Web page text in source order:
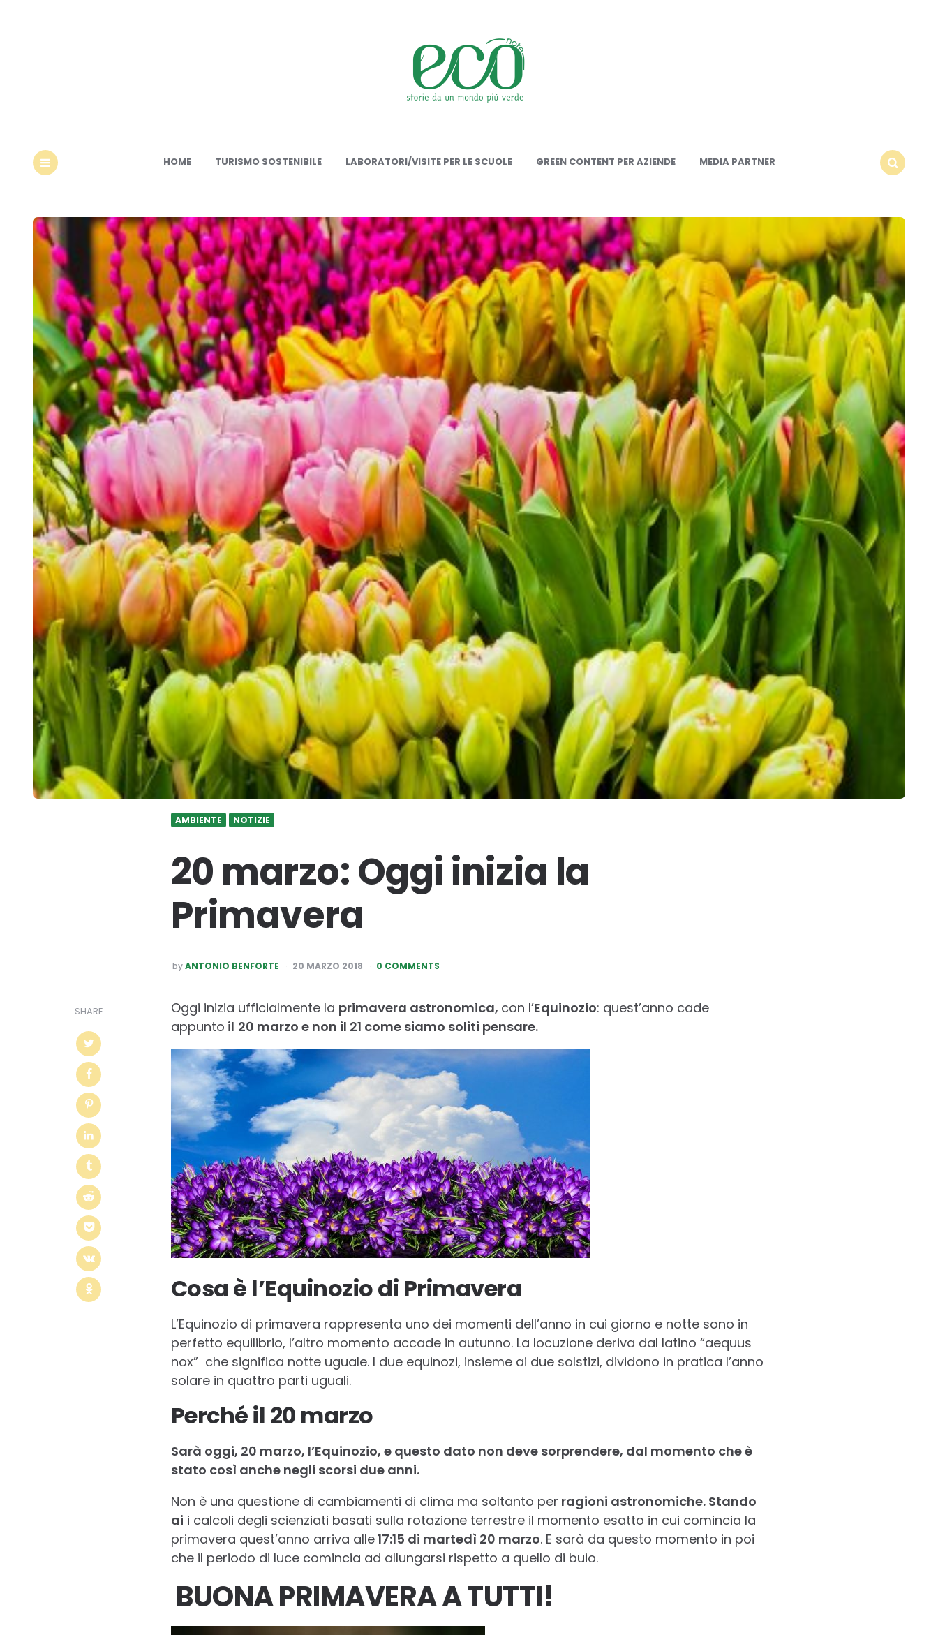
HOME TURISMO SOSTENIBILE LABORATORI/VISITE PER LE SCUOLE GREEN CONTENT PER AZIENDE
MEDIA PARTNER
AMBIENTE NOTIZIE
20 marzo: Oggi inizia la
Primavera
POSTED
BY
by ANTONIO BENFORTE 20 MARZO 2018 0 COMMENTS
SHARE Oggi inizia ufficialmente la primavera astronomica, con l’Equinozio: quest’anno cade
appunto il 20 marzo e non il 21 come siamo soliti pensare.
Cosa è l’Equinozio di Primavera
L’Equinozio di primavera rappresenta uno dei momenti dell’anno in cui giorno e notte sono in
perfetto equilibrio, l’altro momento accade in autunno. La locuzione deriva dal latino “aequus
nox” che significa notte uguale. I due equinozi, insieme ai due solstizi, dividono in pratica l’anno
solare in quattro parti uguali.
Perché il 20 marzo
Sarà oggi, 20 marzo, l’Equinozio, e questo dato non deve sorprendere, dal momento che è
stato così anche negli scorsi due anni.
Non è una questione di cambiamenti di clima ma soltanto per ragioni astronomiche. Stando
ai i calcoli degli scienziati basati sulla rotazione terrestre il momento esatto in cui comincia la
primavera quest’anno arriva alle17:15 di martedì 20 marzo. E sarà da questo momento in poi
che il periodo di luce comincia ad allungarsi rispetto a quello di buio.
BUONA PRIMAVERA A TUTTI!